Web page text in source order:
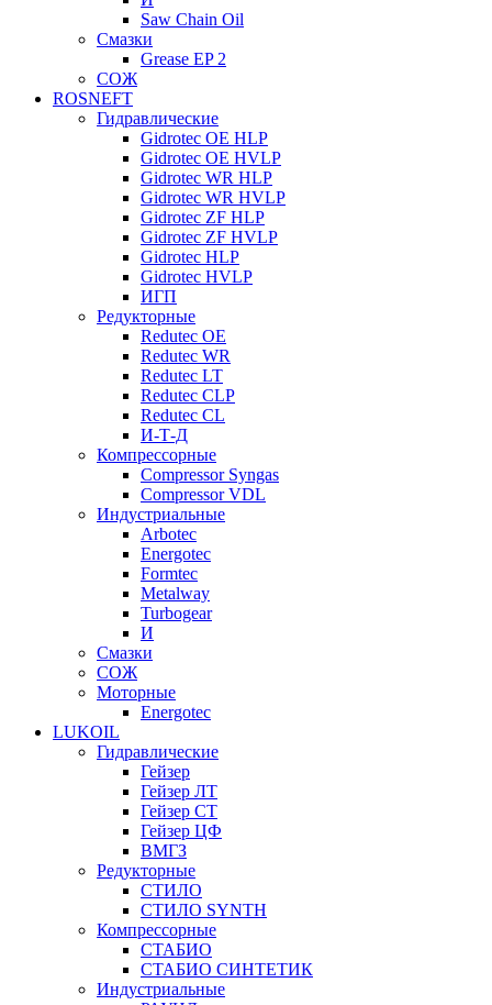
Saw Chain Oil
Смазки
Grease EP 2
СОЖ
ROSNEFT
Гидравлические
Gidrotec OE HLP
Gidrotec OE HVLP
Gidrotec WR HLP
Gidrotec WR HVLP
Gidrotec ZF HLP
Gidrotec ZF HVLP
Gidrotec HLP
Gidrotec HVLP
ИГП
Редукторные
Redutec OE
Redutec WR
Redutec LT
Redutec CLP
Redutec CL
И-Т-Д
Компрессорные
Compressor Syngas
Compressor VDL
Индустриальные
Arbotec
Energotec
Formtec
Metalway
Turbogear
И
Смазки
СОЖ
Моторные
Energotec
LUKOIL
Гидравлические
Гейзер
Гейзер ЛТ
Гейзер СТ
Гейзер ЦФ
ВМГЗ
Редукторные
СТИЛО
СТИЛО SYNTH
Компрессорные
СТАБИО
СТАБИО СИНТЕТИК
Индустриальные